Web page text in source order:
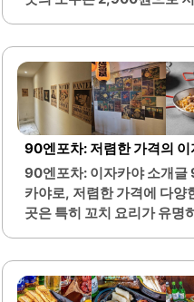
같은 인기 안주는 바삭한 식
어납니다. 만수빌라는 넓고
함께 모임을 갖기 좋은 장소
4시로, 여유롭게 음식을 즐
한 안주 메뉴가 준비되어 있
전과 바지락술찜은 많은 손
장님의 친절한 서비스는 손
니다. 만수빌라는 감성적인
으로도 인기가 많습니다.LP
90엔포차: 저렴한 가격의
90엔포차: 이자카야 소개글
카야로, 저렴한 가격에 다양
곳은 특히 꼬치 요리가 유명
통적인 분위기를 느낄 수 있
테리어가 돋보입니다. 다양